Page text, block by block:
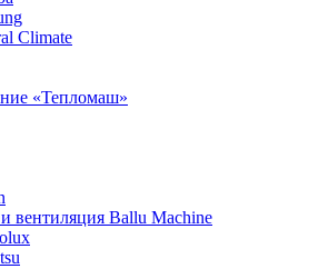
Climate
«Тепломаш»
вентиляция Ballu Machine